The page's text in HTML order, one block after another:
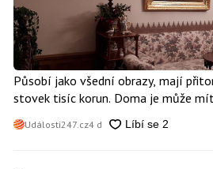
Působí jako všední obrazy, mají
stovek tisíc korun. Doma je může
Události247.cz4 d